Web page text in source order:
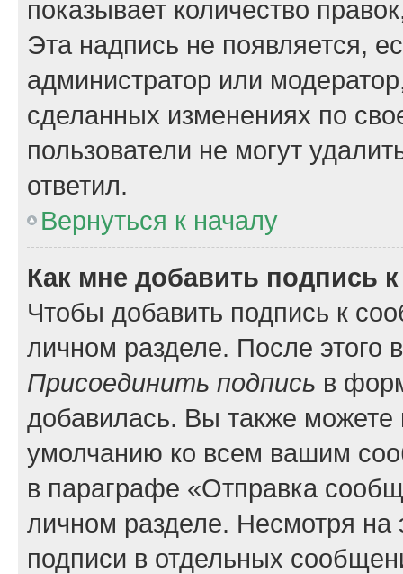
показывает количество
Эта надпись не появляется,
администратор или
сделанных изменениях по
пользователи не могут
ответил.
Вернуться к началу
Как мне добавить подпись
Чтобы добавить подпись к
личном разделе. После этого
Присоединить подпись в
добавилась. Вы также можете
умолчанию ко всем вашим
в параграфе «Отправка
личном разделе. Несмотря на
подписи в отдельных